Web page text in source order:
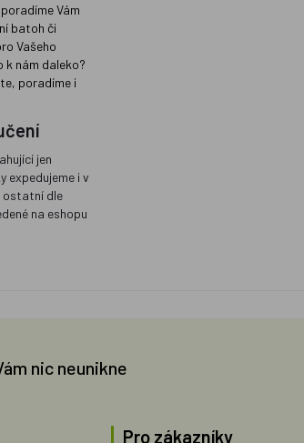
Vám
batoh či
Vašeho
k nám daleko?
poradíme i
jen
expedujeme i v
ostatní dle
na eshopu
nic neunikne
Pro zákazníky